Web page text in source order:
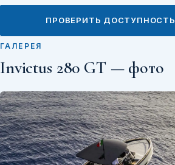
ПРОВЕРИТЬ ДОСТУПНОСТЬ
ГАЛЕРЕЯ
Invictus 280 GT — фото